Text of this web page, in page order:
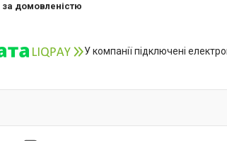
за домовленістю
У компанії підключені